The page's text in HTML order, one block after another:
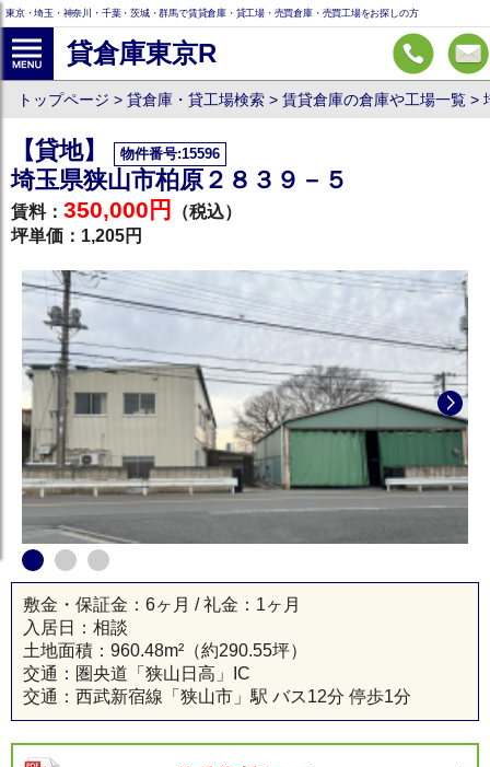
東京・埼玉・神奈川・千葉・茨城・群馬で賃貸倉庫・貸工場・売買倉庫・売買工場をお探しの方
貸倉庫東京R
トップページ 貸倉庫・貸工場検索 賃貸倉庫の倉庫や工場一覧
【貸地】 物件番号:15596
埼玉県狭山市柏原２８３９－５
賃料： 350,000円
（税込）
坪単価：1,205円
狭山市 貸地
敷金・保証金：6ヶ月 / 礼金：1ヶ月
入居日：相談
土地面積： 960.48m² （約290.55坪）
交通：圏央道「狭山日高」IC
交通：西武新宿線「狭山市」駅 バス12分 停歩1分